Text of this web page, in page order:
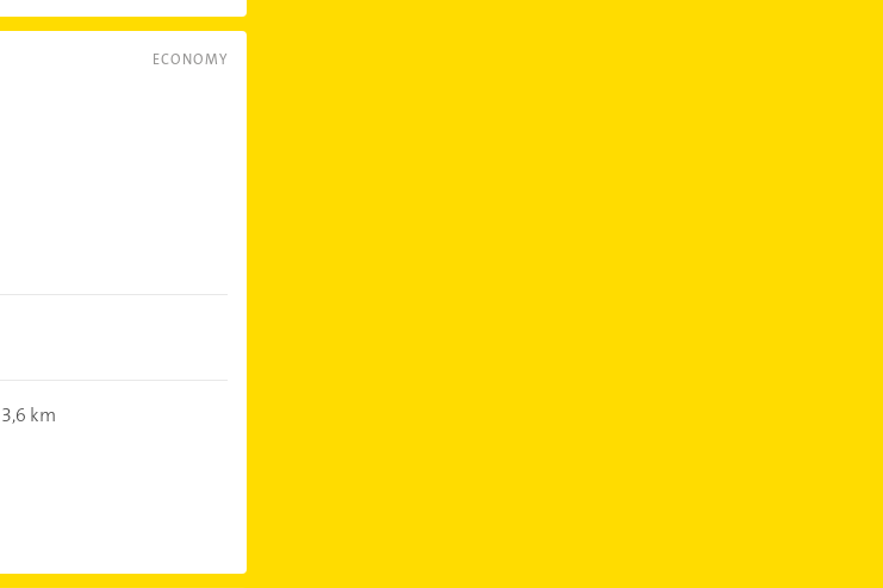
ECONOMY
3,6 km